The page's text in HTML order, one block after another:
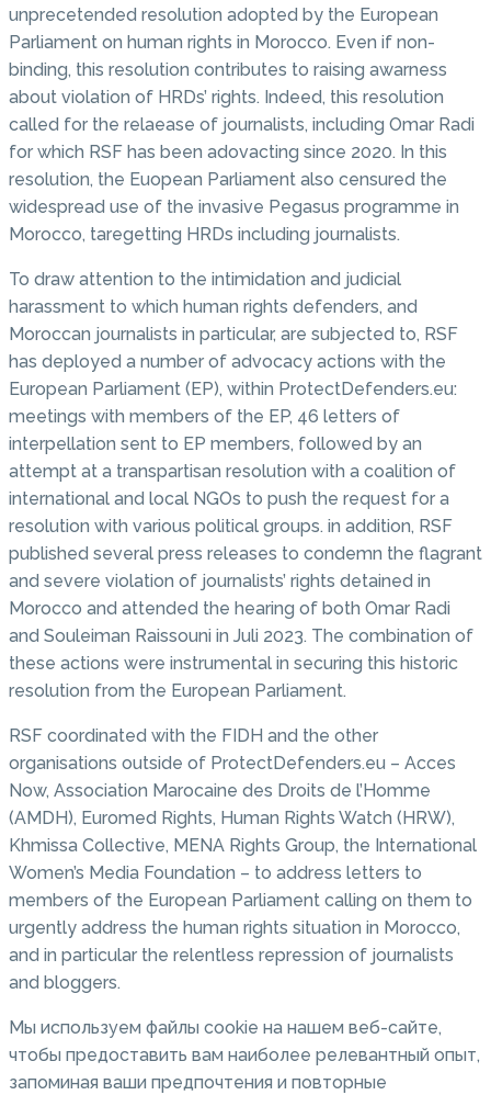
unprecetended resolution adopted by the European
Parliament on human rights in Morocco. Even if non-
binding, this resolution contributes to raising awarness
about violation of HRDs’ rights. Indeed, this resolution
called for the relaease of journalists, including Omar Radi
for which RSF has been adovacting since 2020. In this
resolution, the Euopean Parliament also censured the
widespread use of the invasive Pegasus programme in
Morocco, taregetting HRDs including journalists.
To draw attention to the intimidation and judicial
harassment to which human rights defenders, and
Moroccan journalists in particular, are subjected to, RSF
has deployed a number of advocacy actions with the
European Parliament (EP), within ProtectDefenders.eu:
meetings with members of the EP, 46 letters of
interpellation sent to EP members, followed by an
attempt at a transpartisan resolution with a coalition of
international and local NGOs to push the request for a
resolution with various political groups. in addition, RSF
published several press releases to condemn the flagrant
and severe violation of journalists’ rights detained in
Morocco and attended the hearing of both Omar Radi
and Souleiman Raissouni in Juli 2023. The combination of
these actions were instrumental in securing this historic
resolution from the European Parliament.
RSF coordinated with the FIDH and the other
organisations outside of ProtectDefenders.eu – Acces
Now, Association Marocaine des Droits de l’Homme
(AMDH), Euromed Rights, Human Rights Watch (HRW),
Khmissa Collective, MENA Rights Group, the International
Women’s Media Foundation – to address letters to
members of the European Parliament calling on them to
urgently address the human rights situation in Morocco,
and in particular the relentless repression of journalists
and bloggers.
Мы используем файлы cookie на нашем веб-сайте,
чтобы предоставить вам наиболее релевантный опыт,
запоминая ваши предпочтения и повторные